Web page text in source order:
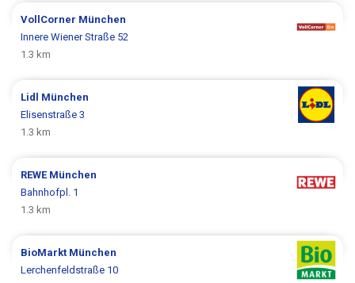
VollCorner München
Innere Wiener Straße 52
1.3 km
Lidl München
Elisenstraße 3
1.3 km
REWE München
Bahnhofpl. 1
1.3 km
BioMarkt München
Lerchenfeldstraße 10